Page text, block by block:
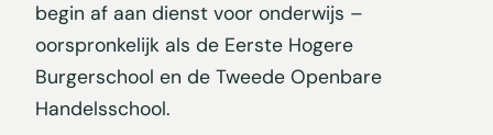
begin af aan dienst voor onderwijs –
oorspronkelijk als de Eerste Hogere
Burgerschool en de Tweede Openbare
Handelsschool.